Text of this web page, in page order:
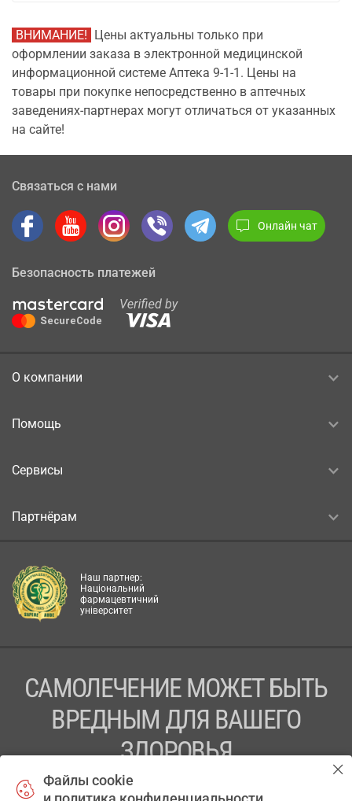
ВНИМАНИЕ! Цены актуальны только при
оформлении заказа в электронной медицинской
информационной системе Аптека 9-1-1. Цены на
товары при покупке непосредственно в аптечных
заведениях-партнерах могут отличаться от указанных
на сайте!
Связаться с нами
Онлайн чат
Безопасность платежей
О компании
Помощь
Сервисы
Партнёрам
Наш партнер:
Національний
фармацевтичний
університет
САМОЛЕЧЕНИЕ МОЖЕТ БЫТЬ
ВРЕДНЫМ ДЛЯ ВАШЕГО
ЗДОРОВЬЯ
ПЕРЕД ПРИМЕНЕНИЕМ ПРЕПАРАТА
Файлы cookie